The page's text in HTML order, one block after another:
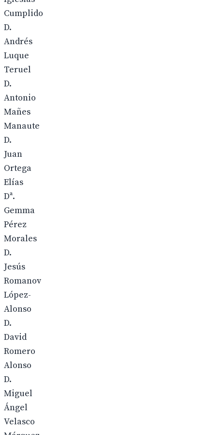
Cumplido
D.
Andrés
Luque
Teruel
D.
Antonio
Mañes
Manaute
D.
Juan
Ortega
Elías
Dª.
Gemma
Pérez
Morales
D.
Jesús
Romanov
López-
Alonso
D.
David
Romero
Alonso
D.
Miguel
Ángel
Velasco